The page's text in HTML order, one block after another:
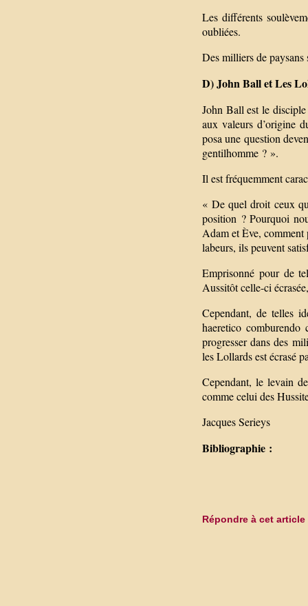
Les différents
oubliées.
Des milliers de paysans
D) John Ball et Les
John Ball est le
aux valeurs d’origine
posa une question
gentilhomme ? ».
Il est fréquemment
« De quel droit ceux
position ? Pourquoi
Adam et Ève, comment
labeurs, ils peuvent
Emprisonné pour de
Aussitôt celle-ci
Cependant, de telles
haeretico
progresser dans des
les Lollards est écrasé
Cependant, le levain
comme celui des
Jacques Serieys
Bibliographie :
Répondre à cet article